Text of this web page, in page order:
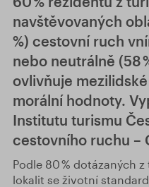
navštěvovaných
%) cestovní ruch
nebo neutrálně (58
ovlivňuje
morální hodnoty.
Institutu turismu
cestovního ruchu –
Podle 80 % dotázaných
lokalit se životní